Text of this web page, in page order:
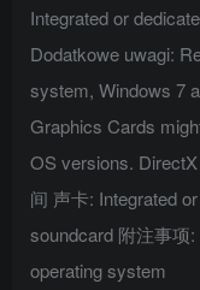
Integrated or
Dodatkowe uwagi:
system, Windows 7
Graphics Cards
OS versions.
间 声卡: Integrated
soundcard 附注事项
operating system